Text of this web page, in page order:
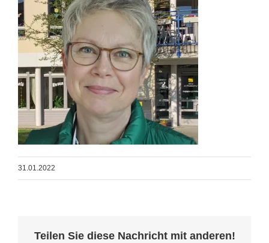
31.01.2022
Teilen Sie diese Nachricht mit anderen!